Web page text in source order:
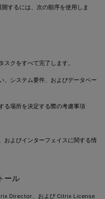
るには、次の順序を使用しま
スクをすべて完了します。
、システム要件、およびデータベー
る場所を決定する際の考慮事項
およびインターフェイスに関する情
ール
Director、および Citrix License